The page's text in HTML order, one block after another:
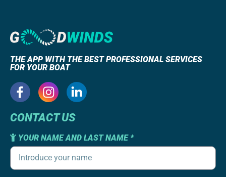
THE APP WITH THE BEST PROFESSIONAL SERVICES
FOR YOUR BOAT
CONTACT US
YOUR NAME AND LAST NAME *